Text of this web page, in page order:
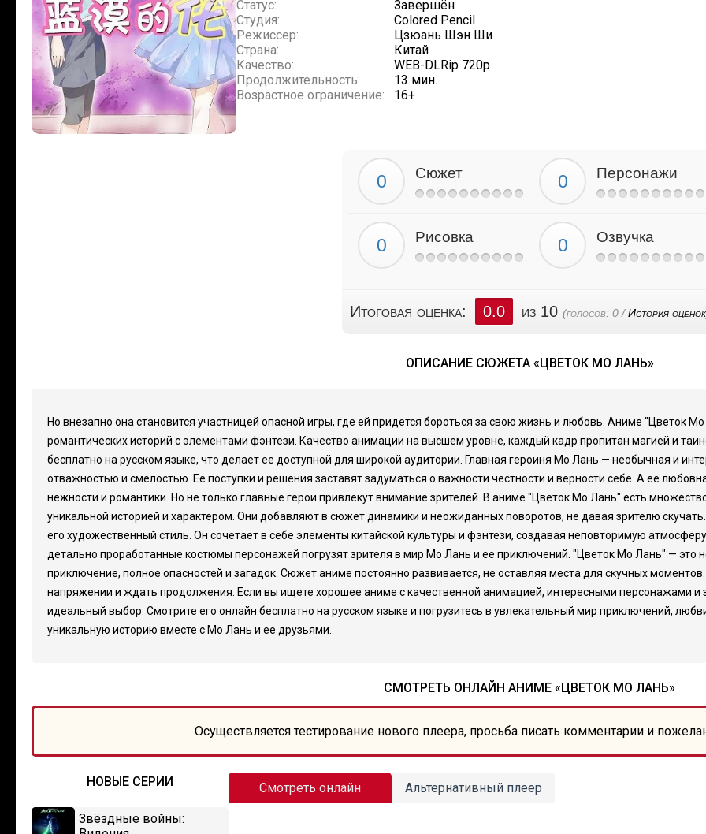
Статус:
Завершён
Студия:
Colored Pencil
Режиссер:
Цзюань Шэн Ши
Страна:
Китай
Качество:
WEB-DLRip 720p
Продолжительность:
13 мин.
Возрастное ограничение:
16+
Сюжет Персонажи
Рисовка Озвучка
Итоговая оценка: 0.0 из 10 (голосов: 0/История оценок
ОПИСАНИЕ СЮЖЕТА «ЦВЕТОК МО ЛАНЬ»
Но внезапно она становится участницей опасной игры, где ей придется бороться за свою жизнь и любовь. Аниме "Цветок
романтических историй с элементами фэнтези. Качество анимации на высшем уровне, каждый кадр пропитан магией и
бесплатно на русском языке, что делает ее доступной для широкой аудитории. Главная героиня Мо Лань — необычная и
отважностью и смелостью. Ее поступки и решения заставят задуматься о важности честности и верности себе. А ее
нежности и романтики. Но не только главные герои привлекут внимание зрителей. В аниме "Цветок Мо Лань" есть
уникальной историей и характером. Они добавляют в сюжет динамики и неожиданных поворотов, не давая зрителю
его художественный стиль. Он сочетает в себе элементы китайской культуры и фэнтези, создавая неповторимую
детально проработанные костюмы персонажей погрузят зрителя в мир Мо Лань и ее приключений. "Цветок Мо Лань" — это
приключение, полное опасностей и загадок. Сюжет аниме постоянно развивается, не оставляя места для скучных
напряжении и ждать продолжения. Если вы ищете хорошее аниме с качественной анимацией, интересными персонажами
идеальный выбор. Смотрите его онлайн бесплатно на русском языке и погрузитесь в увлекательный мир приключений,
уникальную историю вместе с Мо Лань и ее друзьями.
СМОТРЕТЬ ОНЛАЙН АНИМЕ «ЦВЕТОК МО ЛАНЬ»
Осуществляется тестирование нового плеера, просьба писать комментарии и
НОВЫЕ СЕРИИ
Звёздные войны:
Смотреть онлайн Альтернативный плеер